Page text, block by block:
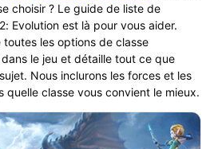
choisir ? Le guide de liste de
Evolution est là pour vous aider.
les options de classe
le jeu et détaille tout ce que
Nous inclurons les forces et les
quelle classe vous convient le mieux.